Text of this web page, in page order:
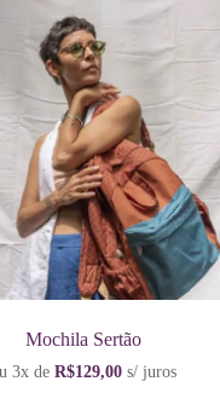
Mochila Sertão
3x deR$129,00 s/ juros